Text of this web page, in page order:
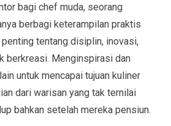
bagi chef muda, seorang
berbagi keterampilan praktis
tentang disiplin, inovasi,
berkreasi. Menginspirasi dan
untuk mencapai tujuan kuliner
dari warisan yang tak ternilai
bahkan setelah mereka pensiun.